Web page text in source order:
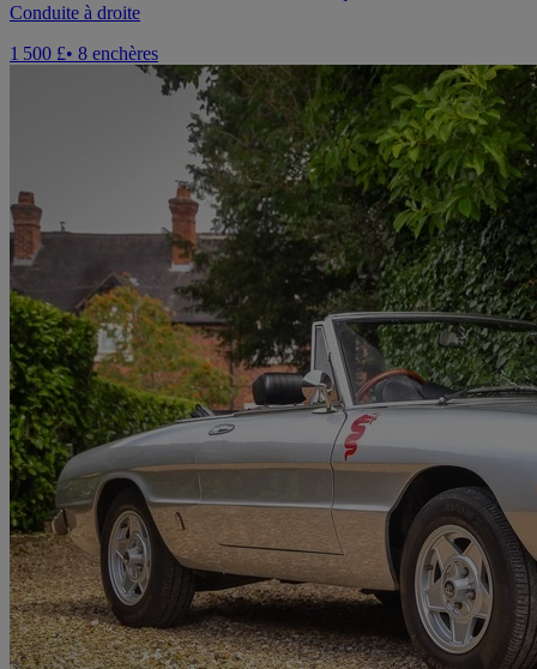
Conduite à droite
1 500 £• 8 enchères